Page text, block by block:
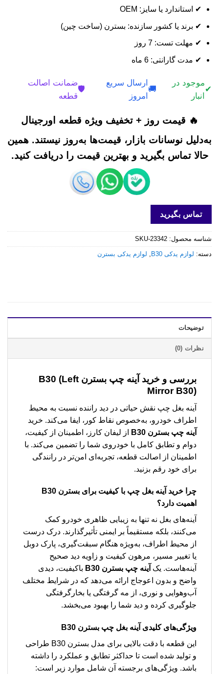
✔ استاندارد یا سایز: OEM
✔ برند یا کشور سازنده: بسترن (ساخت چین)
✔ مهلت تست: 7 روز
✔ مدت گارانتی: 6 ماه
✔
موجود در
انبار
🚚
ارسال سریع
امروز
🛡️
ضمانت اصالت
قطعه
🔥 قیمت روز + تخفیف ویژه قطعه اورجینال
به‌دلیل نوسانات بازار، قیمت‌ها به‌روز نیستند. همین
حالا تماس بگیرید و بهترین قیمت را دریافت کنید.
تماس بگیرید
شناسه محصول: SKU-23342
دسته: لوازم یدکی B30 , لوازم یدکی بسترن
توضیحات
نظرات (0)
بررسی و خرید
آینه چپ بسترن B30 (Left
Mirror B30)
آینه بغل چپ نقش حیاتی در دید راننده نسبت به محیط
اطراف خودرو، به‌خصوص نقاط کور، ایفا می‌کند. خرید
آینه چپ بسترن B30
از لیفان کارز، اطمینان از کیفیت،
دوام و تطابق کامل با خودروی شما را تضمین می‌کند. با
اطمینان از اصالت قطعه، تجربه‌ای امن‌تر در رانندگی
برای خود رقم بزنید.
چرا خرید آینه بغل چپ با کیفیت برای بسترن B30
اهمیت دارد؟
آینه‌های بغل نه تنها به زیبایی ظاهری خودرو کمک
می‌کنند، بلکه مستقیماً بر ایمنی تأثیرگذارند. درک درست
از محیط اطراف، به‌ویژه هنگام سبقت‌گیری، پارک دوبل
یا تغییر مسیر، مرهون کیفیت و زاویه دید صحیح
آینه‌هاست. یک آینه چپ بسترن B30
باکیفیت، دیدی
واضح و بدون اعوجاج ارائه می‌دهد که در شرایط مختلف
آب‌وهوایی و نوری، از مه گرفتگی یا بخارگرفتگی
جلوگیری کرده و دید شما را بهبود می‌بخشد.
ویژگی‌های کلیدی آینه بغل چپ بسترن B30
این قطعه با دقت بالایی برای مدل بسترن B30 طراحی
و تولید شده است تا حداکثر تطابق و عملکرد را داشته
باشد. ویژگی‌های برجسته آن شامل موارد زیر است: